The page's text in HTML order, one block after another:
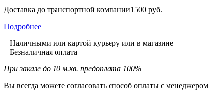
Доставка до транспортной компании1500 руб.
Подробнее
– Наличными или картой курьеру или в магазине
– Безналичная оплата
При заказе до 10 м.кв. предоплата 100%
Вы всегда можете согласовать способ оплаты с менеджером